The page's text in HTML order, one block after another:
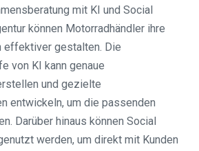
mit KI und Social
können Motorradhändler ihre
effektiver gestalten. Die
von KI kann genaue
und gezielte
entwickeln, um die passenden
Darüber hinaus können Social
werden, um direkt mit Kunden